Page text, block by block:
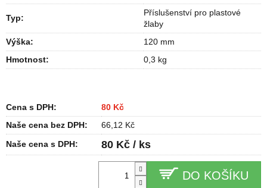
DO KOŠÍKU
Typ:
Příslušenství pro plastové
žlaby
Výška:
120 mm
Hmotnost: 0,3 kg
Cena s DPH:
80 Kč
Naše cena bez DPH:
66,12 Kč
Naše cena s DPH:
80 Kč / ks